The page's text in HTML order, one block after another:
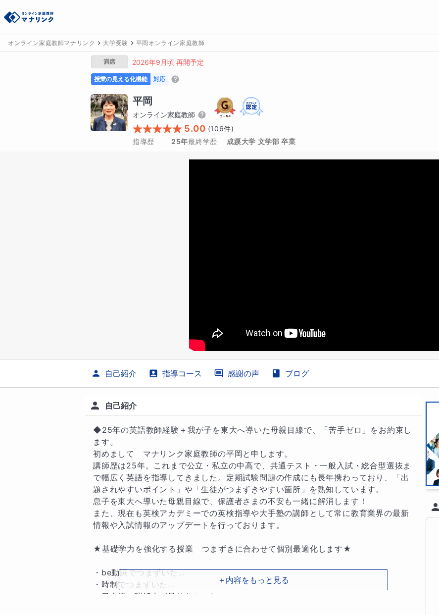
オンライン家庭教師マナリンク 大学受験 平岡オンライン家庭教師
満席 2026年9月頃 再開予定
授業の見える化機能 対応
平岡
オンライン家庭教師
5.00 (106件)
指導歴
25年最終学歴 成蹊大学 文学部 卒業
自己紹介 指導コース 感謝の声 ブログ
自己紹介
◆25年の英語教師経験＋我が子を東大へ導いた母親目線で、「苦手ゼロ」をお約束し
ます。
初めまして　マナリンク家庭教師の平岡と申します。
講師歴は25年。これまで公立・私立の中高で、共通テスト・一般入試・総合型選抜ま
で幅広く英語を指導してきました。定期試験問題の作成にも長年携わっており、「出
題されやすいポイント」や「生徒がつまずきやすい箇所」を熟知しています。
息子を東大へ導いた母親目線で、保護者さまの不安も一緒に解消します！
また、現在も英検アカデミーでの英検指導や大手塾の講師として常に教育業界の最新
情報や入試情報のアップデートを行っております。
★基礎学力を強化する授業　つまずきに合わせて個別最適化します★
・be動詞でつまずいた…
・時制でつまずいた…
・日本語の理解力が足りなかった…
＋内容をもっと見る